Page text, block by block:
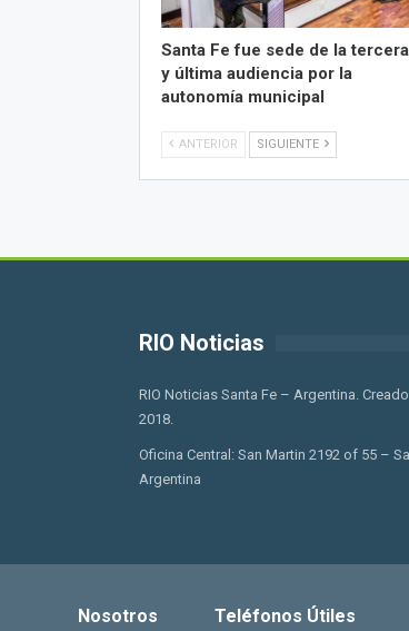
Santa Fe fue sede de la tercera
y última audiencia por la
autonomía municipal
ANTERIOR SIGUIENTE
RIO Noticias
RIO Noticias Santa Fe – Argentina.
2018.
Oficina Central: San Martin 2192 of 55 –
Argentina
Nosotros Teléfonos Útiles